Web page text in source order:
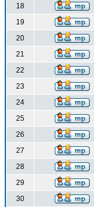
18
19
20
21
22
23
24
25
26
27
28
29
30